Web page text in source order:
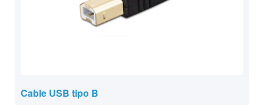
Cable USB tipo B